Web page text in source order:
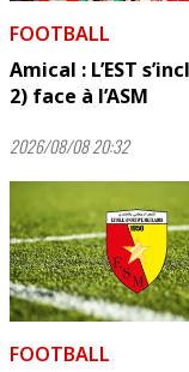
FOOTBALL
Amical : L’EST
2) face à l’ASM
2026/08/08 20:32
FOOTBALL